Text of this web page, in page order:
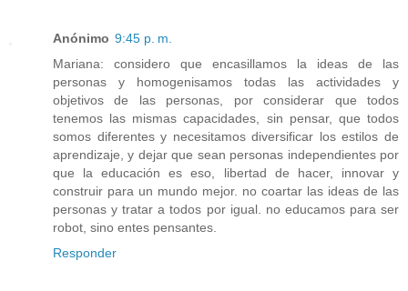
Anónimo 9:45 p. m.
Mariana: considero que encasillamos la ideas de las
personas y homogenisamos todas las actividades y
objetivos de las personas, por considerar que todos
tenemos las mismas capacidades, sin pensar, que todos
somos diferentes y necesitamos diversificar los estilos de
aprendizaje, y dejar que sean personas independientes por
que la educación es eso, libertad de hacer, innovar y
construir para un mundo mejor. no coartar las ideas de las
personas y tratar a todos por igual. no educamos para ser
robot, sino entes pensantes.
Responder